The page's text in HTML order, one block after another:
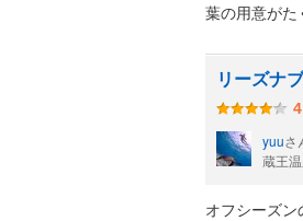
葉の用意がた
リーズナ
yuuさ
蔵王
オフシーズ